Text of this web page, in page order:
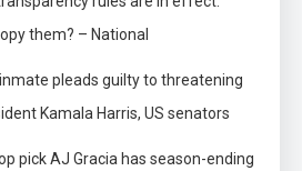
them? – National
pleads guilty to threatening
Kamala Harris, US senators
pick AJ Gracia has season-ending